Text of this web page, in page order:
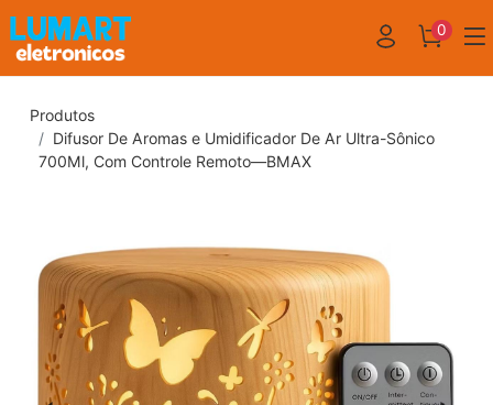
0
Produtos
Difusor De Aromas e Umidificador De Ar Ultra-Sônico
700Ml, Com Controle Remoto—BMAX